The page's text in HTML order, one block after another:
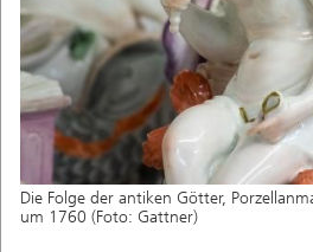
Die Folge der antiken Götter,
um 1760 (Foto: Gattner)